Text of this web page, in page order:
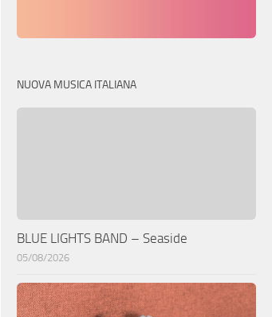
NUOVA MUSICA ITALIANA
BLUE LIGHTS BAND – Seaside
05/08/2026